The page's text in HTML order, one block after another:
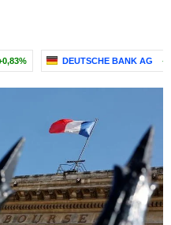
DEUTSCHE BANK AG